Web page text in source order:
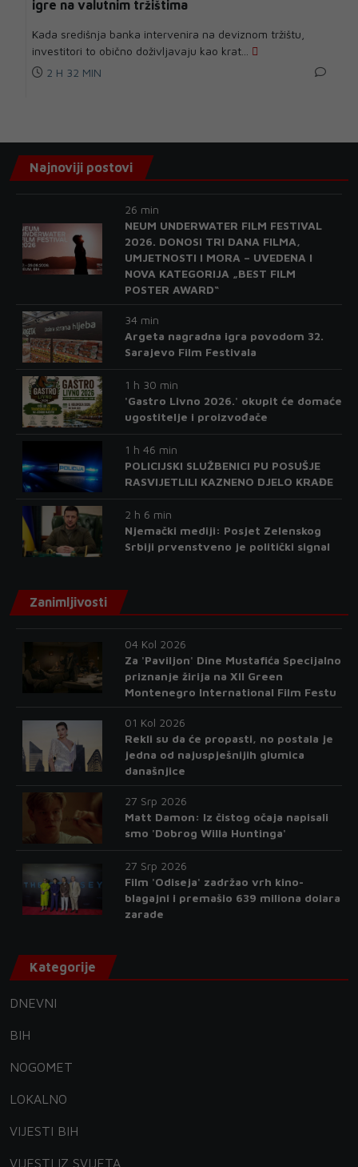
igre na valutnim tržištima
Kada središnja banka intervenira na deviznom tržištu,
investitori to obično doživljavaju kao krat...
2 H 32 MIN
Najnoviji postovi
26 min
NEUM UNDERWATER FILM FESTIVAL
2026. DONOSI TRI DANA FILMA,
UMJETNOSTI I MORA – UVEDENA I
NOVA KATEGORIJA „BEST FILM
POSTER AWARD“
34 min
Argeta nagradna igra povodom 32.
Sarajevo Film Festivala
1 h 30 min
'Gastro Livno 2026.' okupit će domaće
ugostitelje i proizvođače
1 h 46 min
POLICIJSKI SLUŽBENICI PU POSUŠJE
RASVIJETLILI KAZNENO DJELO KRAĐE
2 h 6 min
Njemački mediji: Posjet Zelenskog
Srbiji prvenstveno je politički signal
Zanimljivosti
04 Kol 2026
Za 'Paviljon' Dine Mustafića Specijalno
priznanje žirija na XII Green
Montenegro International Film Festu
01 Kol 2026
Rekli su da će propasti, no postala je
jedna od najuspješnijih glumica
današnjice
27 Srp 2026
Matt Damon: Iz čistog očaja napisali
smo 'Dobrog Willa Huntinga'
27 Srp 2026
Film 'Odiseja' zadržao vrh kino-
blagajni i premašio 639 miliona dolara
zarade
Kategorije
DNEVNI
BIH
NOGOMET
LOKALNO
VIJESTI BIH
VIJESTI IZ SVIJETA